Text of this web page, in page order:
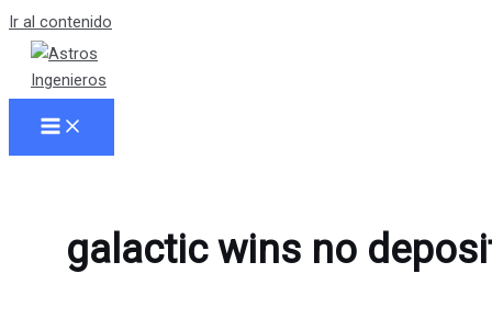
Ir al contenido
galactic wins no